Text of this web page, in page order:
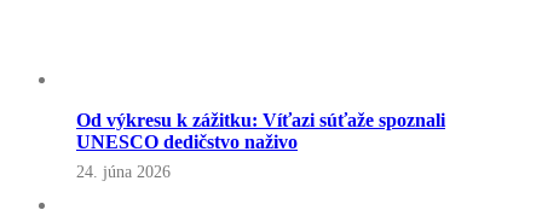
Od výkresu k zážitku: Víťazi súťaže spoznali
UNESCO dedičstvo naživo
24. júna 2026